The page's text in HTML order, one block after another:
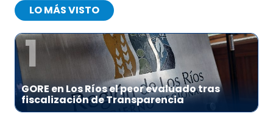
LO MÁS VISTO
1
GORE en Los Ríos el peor evaluado tras
fiscalización de Transparencia